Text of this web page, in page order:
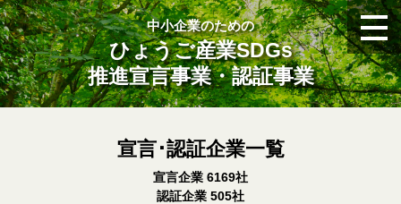
中小企業のための
ひょうご産業SDGs
推進宣言事業・認証事業
宣言･認証企業一覧
宣言企業 6169社
認証企業 505社